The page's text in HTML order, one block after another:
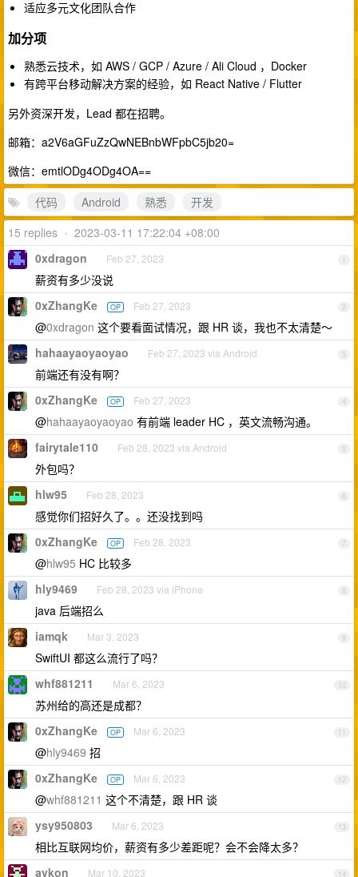
适应多元文化团队合作
加分项
熟悉云技术，如 AWS / GCP / Azure / Ali Cloud ，Docker
有跨平台移动解决方案的经验，如 React Native / Flutter
另外资深开发，Lead 都在招聘。
邮箱：a2V6aGFuZzQwNEBnbWFpbC5jb20=
微信：emtlODg4ODg4OA==
代码
Android 熟悉
开发
15 replies • 2023-03-11 17:22:04 +08:00
1
0xdragon Feb 27, 2023
薪资有多少没说
2
0xZhangKe OP Feb 27, 2023
@0xdragon 这个要看面试情况，跟 HR 谈，我也不太清楚～
3
hahaayaoyaoyao Feb 27, 2023 via Android
前端还有没有啊？
4
0xZhangKe OP Feb 27, 2023
@hahaayaoyaoyao 有前端 leader HC ，英文流畅沟通。
5
fairytale110 Feb 28, 2023 via Android
外包吗？
6
hlw95 Feb 28, 2023
感觉你们招好久了。。还没找到吗
7
0xZhangKe OP Feb 28, 2023
@hlw95 HC 比较多
8
hly9469 Feb 28, 2023 via iPhone
java 后端招么
9
iamqk Mar 3, 2023
SwiftUI 都这么流行了吗？
10
whf881211 Mar 6, 2023
苏州给的高还是成都？
11
0xZhangKe OP Mar 6, 2023
@hly9469 招
12
0xZhangKe OP Mar 6, 2023
@whf881211 这个不清楚，跟 HR 谈
13
ysy950803 Mar 6, 2023
相比互联网均价，薪资有多少差距呢？会不会降太多？
14
aykon Mar 10, 2023